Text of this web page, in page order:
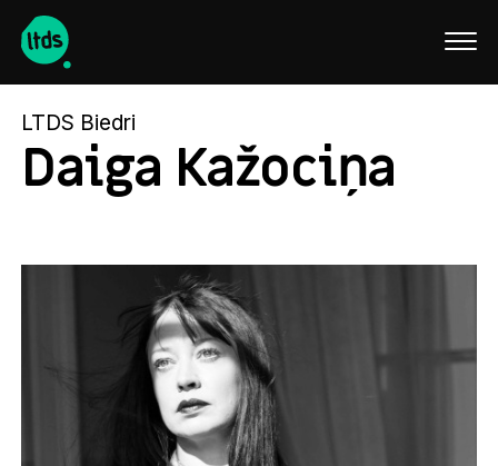
LTDS Biedri
Daiga Kažociņa